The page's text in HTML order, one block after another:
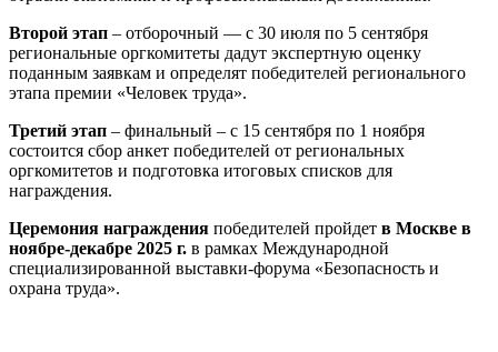
Второй этап – отборочный — с 30 июля по 5 сентября
региональные оргкомитеты дадут экспертную оценку
поданным заявкам и определят победителей регионального
этапа премии «Человек труда».
Третий этап – финальный – с 15 сентября по 1 ноября
состоится сбор анкет победителей от региональных
оргкомитетов и подготовка итоговых списков для
награждения.
Церемония награждения победителей пройдет в Москве в
ноябре-декабре 2025 г. в рамках Международной
специализированной выставки-форума «Безопасность и
охрана труда».